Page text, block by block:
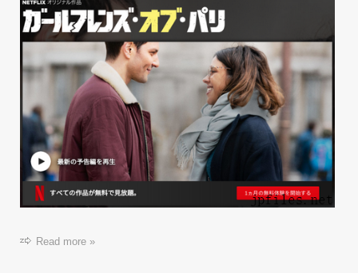
Read more »